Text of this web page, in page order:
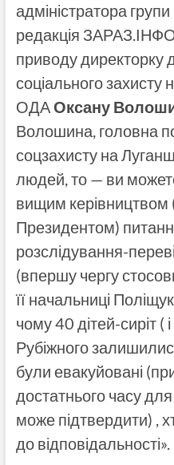
адміністратора
редакція
приводу директорку
соціального захисту
ОДАОксану
Волошина, головна
соцзахисту на
людей, то — ви
вищим
Президентом)
розслідування-
(впершу чергу
її начальниці
чому 40 дітей-сиріт (
Рубіжного
були евакуйовані
достатнього часу
може підтвердити) ,
до відповідальності».